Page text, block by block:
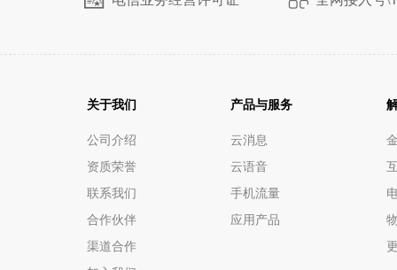
关于我们
公司介绍
资质荣誉
联系我们
合作伙伴
渠道合作
产品与服务
云消息
云语音
手机流量
应用产品